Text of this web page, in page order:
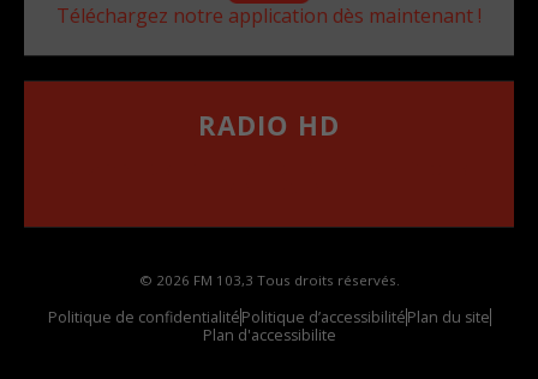
Téléchargez notre application dès maintenant !
RADIO HD
© 2026 FM 103,3 Tous droits réservés.
Politique de confidentialitéPolitique d’accessibilitéPlan du site
Plan d'accessibilite